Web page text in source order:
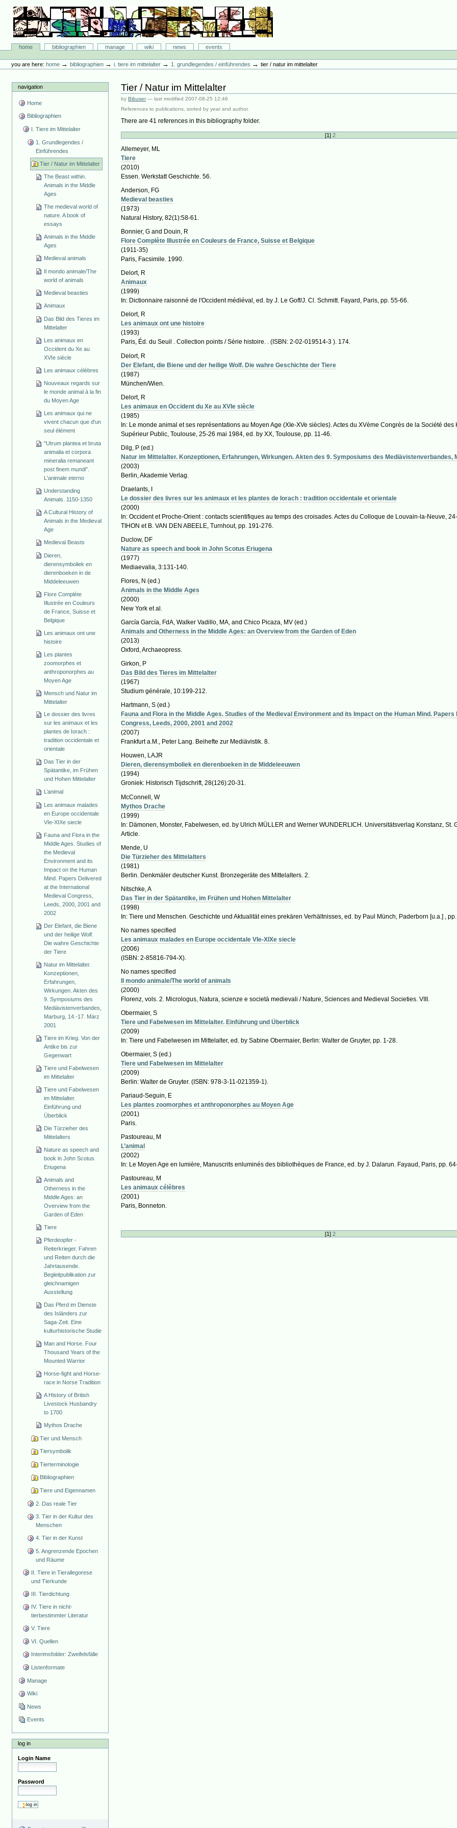
content.
navigation
Bibliographie-Portal
Sectionshome bibliographien manage wiki news
events
tools
you are here: home →bibliographien →i. tiere im mittelalter →1. grundlegendes / einführendes →tier / natur im mittelalter
navigation
Home
Bibliographien
I. Tiere im Mittelalter
1. Grundlegendes /
Einführendes
Tier / Natur im Mittelalter
The Beast within.
Animals in the Middle
Ages
The medieval world of
nature. A book of
essays
Animals in the Middle
Ages
Medieval animals
Il mondo animale/The
world of animals
Medieval beasties
Animaux
Das Bild des Tieres im
Mittelalter
Les animaux en
Occident du Xe au
XVIe siècle
Les animaux célèbres
Nouveaux regards sur
le monde animal à la fin
du Moyen Age
Les animaux qui ne
vivent chacun que d'un
seul élément
"Utrum plantea et bruta
animalia et corpora
mineralia remaneant
post finem mundi".
L'animale eterno
Understanding
Animals. 1150-1350
A Cultural History of
Animals in the Medieval
Age
Medieval Beasts
Dieren,
dierensymboliek en
dierenboeken in de
Middeleeuwen
Flore Complète
Illustrée en Couleurs
de France, Suisse et
Belgique
Les animaux ont une
histoire
Les plantes
zoomorphes et
anthroponorphes au
Moyen Age
Mensch und Natur im
Mittelalter
Le dossier des livres
sur les animaux et les
plantes de Iorach :
tradition occidentale et
orientale
Das Tier in der
Spätantike, im Frühen
und Hohen Mittelalter
L’animal
Les animaux malades
en Europe occidentale
VIe-XIXe siecle
Fauna and Flora in the
Middle Ages. Studies of
the Medieval
Environment and its
Impact on the Human
Mind. Papers Delivered
at the International
Medieval Congress,
Leeds, 2000, 2001 and
2002
Der Elefant, die Biene
und der heilige Wolf.
Die wahre Geschichte
der Tiere
Natur im Mittelalter.
Konzeptionen,
Erfahrungen,
Wirkungen. Akten des
9. Symposiums des
Mediävistenverbandes,
Marburg, 14.-17. März
2001
Tiere im Krieg. Von der
Antike bis zur
Gegenwart
Tiere und Fabelwesen
im Mittelalter
Tiere und Fabelwesen
im Mittelalter.
Einführung und
Überblick
Die Türzieher des
Mittelalters
Nature as speech and
book in John Scotus
Eriugena
Animals and
Otherness in the
Middle Ages: an
Overview from the
Garden of Eden
Tiere
Pferdeopfer -
Reiterkrieger. Fahren
und Reiten durch die
Jahrtausende.
Begleitpublikation zur
gleichnamigen
Ausstellung
Das Pferd im Dienste
des Isländers zur
Saga-Zeit. Eine
kulturhistorische Studie
Man and Horse. Four
Thousand Years of the
Mounted Warrior
Horse-fight and Horse-
race in Norse Tradition
A History of British
Livestock Husbandry
to 1700
Mythos Drache
Tier und Mensch
Tiersymbolik
Tierterminologie
Bibliographien
Tiere und Eigennamen
2. Das reale Tier
3. Tier in der Kultur des
Menschen
4. Tier in der Kunst
5. Angrenzende Epochen
und Räume
II. Tiere in Tierallegorese
und Tierkunde
III. Tierdichtung
IV. Tiere in nicht-
tierbestimmter Literatur
V. Tiere
VI. Quellen
Interimsfolder: Zweifelsfälle
Listenformate
Manage
Wiki
News
Events
log in
Login Name
Password
Tier / Natur im Mittelalter
by Bibuser — last modified2007-08-25 12:46
References to publications, sorted by year and author.
There are 41 references in this bibliography folder.
[1] 2
Allemeyer, ML
Tiere
(2010)
Essen. Werkstatt Geschichte. 56.
Anderson, FG
Medieval beasties
(1973)
Natural History, 82(1):58-61.
Bonnier, G and Douin, R
Flore Complète Illustrée en Couleurs de France, Suisse et Belgique
(1911-35)
Paris, Facsimile. 1990.
Delort, R
Animaux
(1999)
In: Dictionnaire raisonné de l'Occident médiéval, ed. by J. Le Goff/J. Cl. Schmitt. Fayard, Paris, pp. 55-66.
Delort, R
Les animaux ont une histoire
(1993)
Paris, Éd. du Seuil . Collection points / Série histoire. . (ISBN: 2-02-019514-3 ). 174.
Delort, R
Der Elefant, die Biene und der heilige Wolf. Die wahre Geschichte der Tiere
(1987)
München/Wien.
Delort, R
Les animaux en Occident du Xe au XVIe siècle
(1985)
In: Le monde animal et ses représentations au Moyen Age (XIe-XVe siècles). Actes du XVème Congrès de la Société
Supérieur Public, Toulouse, 25-26 mai 1984, ed. by XX, Toulouse, pp. 11-46.
Dilg, P(ed.)
Natur im Mittelalter. Konzeptionen, Erfahrungen, Wirkungen. Akten des 9. Symposiums des Mediävistenverbandes,
(2003)
Berlin, Akademie Verlag.
Draelants, I
Le dossier des livres sur les animaux et les plantes de Iorach : tradition occidentale et orientale
(2000)
In: Occident et Proche-Orient : contacts scientifiques au temps des croisades. Actes du Colloque de Louvain-la-Neuve,
TIHON et B. VAN DEN ABEELE, Turnhout, pp. 191-276.
Duclow, DF
Nature as speech and book in John Scotus Eriugena
(1977)
Mediaevalia, 3:131-140.
Flores, N(ed.)
Animals in the Middle Ages
(2000)
New York et al.
García García, FdA, Walker Vadillo, MA, and Chico Picaza, MV(ed.)
Animals and Otherness in the Middle Ages: an Overview from the Garden of Eden
(2013)
Oxford, Archaeopress.
Girkon, P
Das Bild des Tieres im Mittelalter
(1967)
Studium générale, 10:199-212.
Hartmann, S(ed.)
Fauna and Flora in the Middle Ages. Studies of the Medieval Environment and its Impact on the Human Mind.
Congress, Leeds, 2000, 2001 and 2002
(2007)
Frankfurt a.M., Peter Lang. Beihefte zur Mediävistik. 8.
Houwen, LAJR
Dieren, dierensymboliek en dierenboeken in de Middeleeuwen
(1994)
Groniek: Historisch Tijdschrift, 28(126):20-31.
McConnell, W
Mythos Drache
(1999)
In: Dämonen, Monster, Fabelwesen, ed. by Ulrich MÜLLER and Werner WUNDERLICH. Universitätsverlag Konstanz, St.
Article.
Mende, U
Die Türzieher des Mittelalters
(1981)
Berlin. Denkmäler deutscher Kunst. Bronzegeräte des Mittelalters. 2.
Nitschke, A
Das Tier in der Spätantike, im Frühen und Hohen Mittelalter
(1998)
In: Tiere und Menschen. Geschichte und Aktualität eines prekären Verhältnisses, ed. by Paul Münch, Paderborn [u.a.] , pp.
No names specified
Les animaux malades en Europe occidentale VIe-XIXe siecle
(2006)
(ISBN: 2-85816-794-X).
No names specified
Il mondo animale/The world of animals
(2000)
Florenz, vols. 2. Micrologus, Natura, scienze e società medievali / Nature, Sciences and Medieval Societies. VIII.
Obermaier, S
Tiere und Fabelwesen im Mittelalter. Einführung und Überblick
(2009)
In: Tiere und Fabelwesen im Mittelalter, ed. by Sabine Obermaier, Berlin: Walter de Gruyter, pp. 1-28.
Obermaier, S(ed.)
Tiere und Fabelwesen im Mittelalter
(2009)
Berlin: Walter de Gruyter. (ISBN: 978-3-11-021359-1).
Pariaud-Seguin, E
Les plantes zoomorphes et anthroponorphes au Moyen Age
(2001)
Paris.
Pastoureau, M
L’animal
(2002)
In: Le Moyen Age en lumière, Manuscrits enluminés des bibliothèques de France, ed. by J. Dalarun. Fayaud, Paris, pp.
Pastoureau, M
Les animaux célèbres
(2001)
Paris, Bonneton.
[1] 2